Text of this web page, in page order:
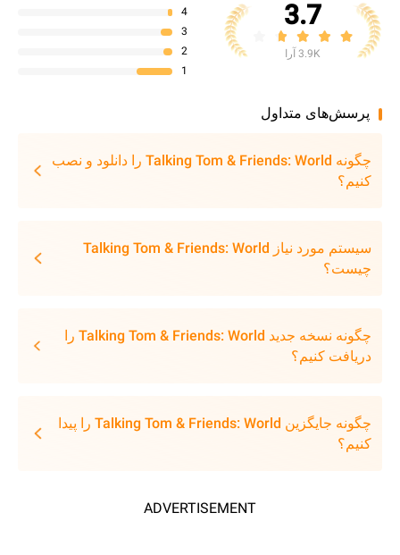
3.7
3.9K آرا
4
3
2
1
پرسش‌های متداول
چگونه Talking Tom & Friends: World را دانلود و نصب
کنیم؟
سیستم مورد نیاز Talking Tom & Friends: World
چیست؟
چگونه نسخه جدید Talking Tom & Friends: World را
دریافت کنیم؟
چگونه جایگزین Talking Tom & Friends: World را پیدا
کنیم؟
ADVERTISEMENT